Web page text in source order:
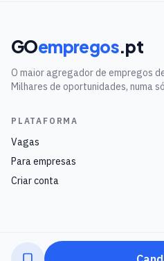
GOempregos.pt
O maior agregador de empregos
Milhares de oportunidades, numa
PLATAFORMA
Vagas
Para empresas
Criar conta